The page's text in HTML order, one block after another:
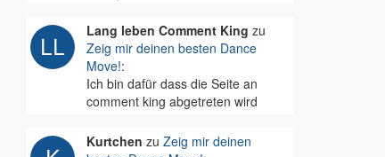
Lang leben Comment King zu
Zeig mir deinen besten Dance
Move!:
Ich bin dafür dass die Seite an
comment king abgetreten wird
Kurtchen zu Zeig mir deinen